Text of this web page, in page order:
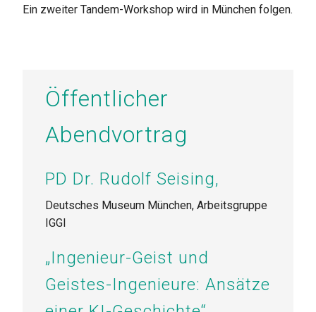
Ein zweiter Tandem-Workshop wird in München folgen.
Öffentlicher
Abendvortrag
PD Dr. Rudolf Seising,
Deutsches Museum München, Arbeitsgruppe
IGGI
„Ingenieur-Geist und
Geistes-Ingenieure: Ansätze